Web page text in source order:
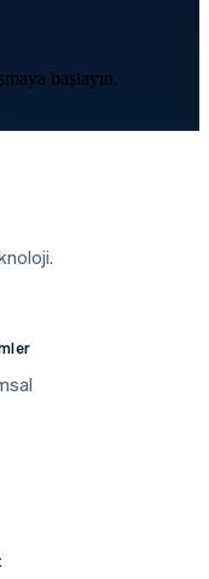
başlayın.